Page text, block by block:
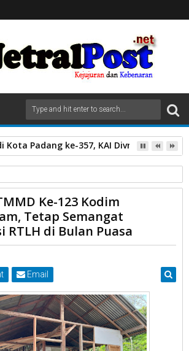
Kota Padang ke-357, KAI Divre II
Kodim 0304/Agam, Tetap Semangat
Puasa
Ke-123 Kodim
Tetap Semangat
RTLH di Bulan Puasa
Email